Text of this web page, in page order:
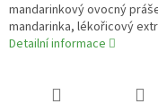
mandarinkový ovocný
mandarinka, lékořicový
Detailní informace